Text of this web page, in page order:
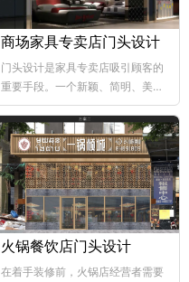
商场家具专卖店门头设计
门头设计是家具专卖店吸引顾客的
重要手段。一个新颖、简明、美观
大方的门...
火锅餐饮店门头设计
在着手装修前，火锅店经营者需要